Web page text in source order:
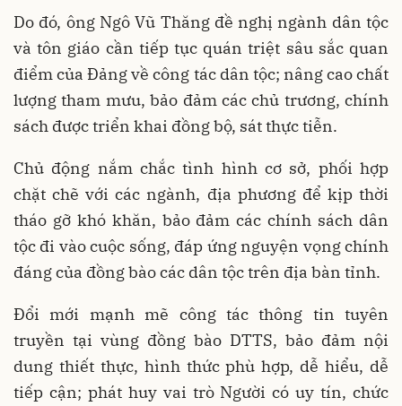
Do đó, ông Ngô Vũ Thăng đề nghị ngành dân tộc
và tôn giáo cần tiếp tục quán triệt sâu sắc quan
điểm của Đảng về công tác dân tộc; nâng cao chất
lượng tham mưu, bảo đảm các chủ trương, chính
sách được triển khai đồng bộ, sát thực tiễn.
Chủ động nắm chắc tình hình cơ sở, phối hợp
chặt chẽ với các ngành, địa phương để kịp thời
tháo gỡ khó khăn, bảo đảm các chính sách dân
tộc đi vào cuộc sống, đáp ứng nguyện vọng chính
đáng của đồng bào các dân tộc trên địa bàn tỉnh.
Đổi mới mạnh mẽ công tác thông tin tuyên
truyền tại vùng đồng bào DTTS, bảo đảm nội
dung thiết thực, hình thức phù hợp, dễ hiểu, dễ
tiếp cận; phát huy vai trò Người có uy tín, chức